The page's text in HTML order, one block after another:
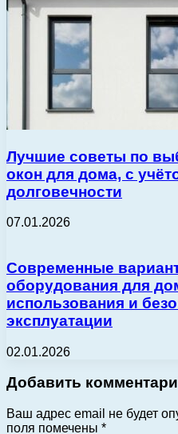
Лучшие советы по
окон для дома, с
долговечности
07.01.2026
Современные
оборудования для
использования и
эксплуатации
02.01.2026
Добавить
Ваш адрес email не будет
поля помечены *